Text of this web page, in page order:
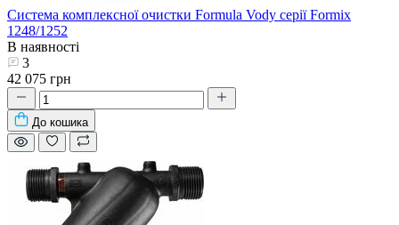
Система комплексної очистки Formula Vody серії Formix
1248/1252
В наявності
3
42 075 грн
До кошика